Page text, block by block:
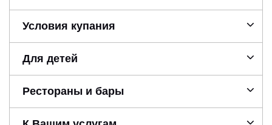
Условия купания
Для детей
Рестораны и бары